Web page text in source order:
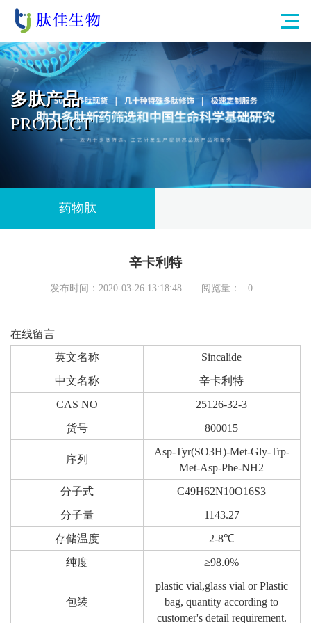
多肽产品
PRODUCT
药物肽
辛卡利特
发布时间：2020-03-26 13:18:48 阅览量： 0
在线留言
英文名称
Sincalide
中文名称
辛卡利特
CAS NO
25126-32-3
货号
800015
序列
Asp-Tyr(SO3H)-Met-Gly-Trp-
Met-Asp-Phe-NH2
分子式
C49H62N10O16S3
分子量
1143.27
存储温度
2-8℃
纯度
≥98.0%
包装
plastic vial,glass vial or Plastic
bag, quantity according to
customer's detail requirement.